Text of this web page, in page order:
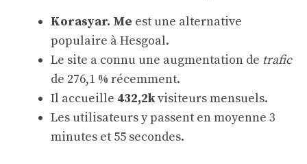
Korasyar. Me est une alternative
populaire à Hesgoal.
Le site a connu une augmentation de trafic
de 276,1 % récemment.
Il accueille 432,2kvisiteurs mensuels.
Les utilisateurs y passent en moyenne 3
minutes et 55 secondes.